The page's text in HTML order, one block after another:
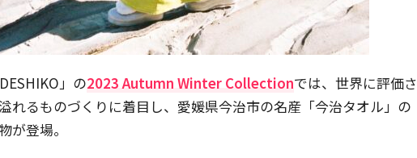
」の2023 Autumn Winter Collectionでは、世界に評価さ
れるものづくりに着目し、愛媛県今治市の名産「今治タオル」の
が登場。